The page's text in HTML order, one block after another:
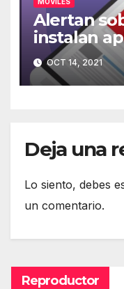
Alertan
instalan
móvil
OCT 14, 2021
Deja una
Lo siento, debes
un comentario.
Reproductor